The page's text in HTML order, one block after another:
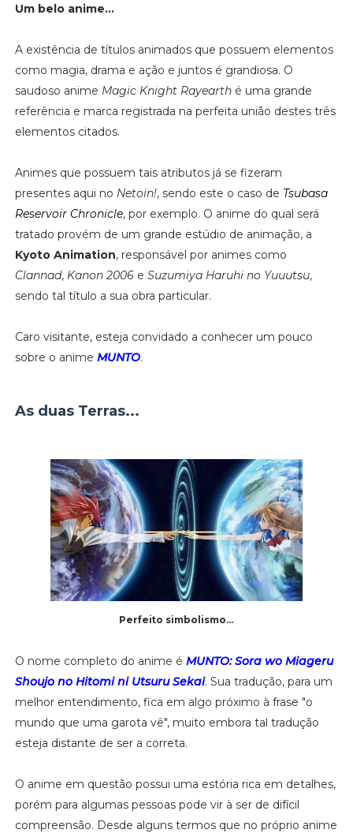
Um belo anime...
A existência de títulos animados que possuem elementos
como magia, drama e ação e juntos é grandiosa. O
saudoso anime Magic Knight Rayearthé uma grande
referência e marca registrada na perfeita união destes três
elementos citados.
Animes que possuem tais atributos já se fizeram
presentes aqui no Netoin!, sendo este o caso de Tsubasa
Reservoir Chronicle, por exemplo. O anime do qual será
tratado provém de um grande estúdio de animação, a
Kyoto Animation, responsável por animes como
Clannad, Kanon 2006e Suzumiya Haruhi no Yuuutsu,
sendo tal título a sua obra particular.
Caro visitante, esteja convidado a conhecer um pouco
sobre o anime MUNTO.
As duas Terras...
Perfeito simbolismo...
O nome completo do anime é MUNTO: Sora wo Miageru
Shoujo no Hitomi ni Utsuru Sekai. Sua tradução, para um
melhor entendimento, fica em algo próximo à frase "o
mundo que uma garota vê", muito embora tal tradução
esteja distante de ser a correta.
O anime em questão possui uma estória rica em detalhes,
porém para algumas pessoas pode vir à ser de difícil
compreensão. Desde alguns termos que no próprio anime